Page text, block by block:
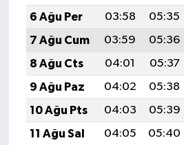
6 Ağu Per
03:58 05:35
7 Ağu Cum
03:59 05:36
8 Ağu Cts
04:01 05:37
9 Ağu Paz
04:02 05:38
10 Ağu Pts
04:03 05:39
11 Ağu Sal
04:05 05:40